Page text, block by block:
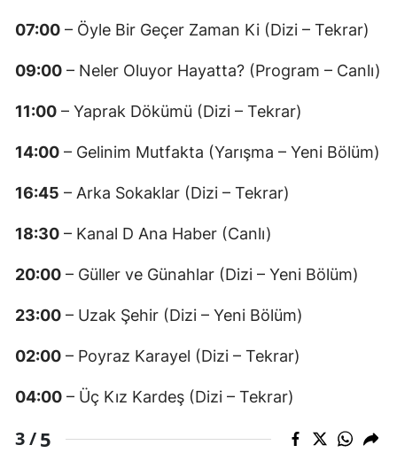
07:00 – Öyle Bir Geçer Zaman Ki (Dizi – Tekrar)
09:00 – Neler Oluyor Hayatta? (Program – Canlı)
11:00 – Yaprak Dökümü (Dizi – Tekrar)
14:00 – Gelinim Mutfakta (Yarışma – Yeni Bölüm)
16:45 – Arka Sokaklar (Dizi – Tekrar)
18:30 – Kanal D Ana Haber (Canlı)
20:00 – Güller ve Günahlar (Dizi – Yeni Bölüm)
23:00 – Uzak Şehir (Dizi – Yeni Bölüm)
02:00 – Poyraz Karayel (Dizi – Tekrar)
04:00 – Üç Kız Kardeş (Dizi – Tekrar)
3 /5